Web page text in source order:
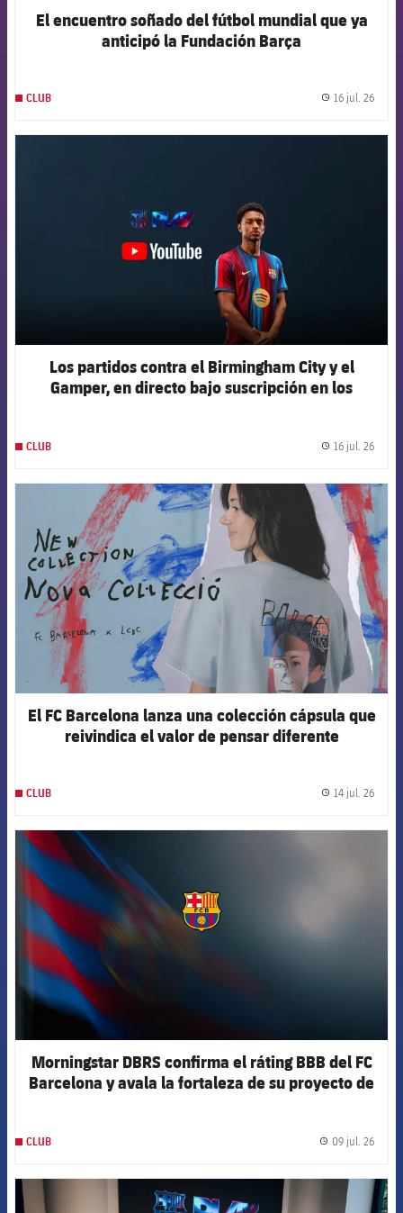
El encuentro soñado del fútbol mundial que ya
anticipó la Fundación Barça
CLUB 16 jul. 26
Los partidos contra el Birmingham City y el
Gamper, en directo bajo suscripción en los
CLUB 16 jul. 26
FCB Barcelona badge
El FC Barcelona lanza una colección cápsula que
reivindica el valor de pensar diferente
CLUB 14 jul. 26
Morningstar DBRS confirma el ráting BBB del FC
Barcelona y avala la fortaleza de su proyecto de
CLUB 09 jul. 26
FCB Barcelona badge